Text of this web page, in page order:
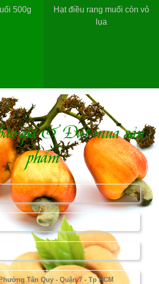
500g
Hạt điều rang muối còn vỏ
lụa
giá & Đặt mua sản
phẩm